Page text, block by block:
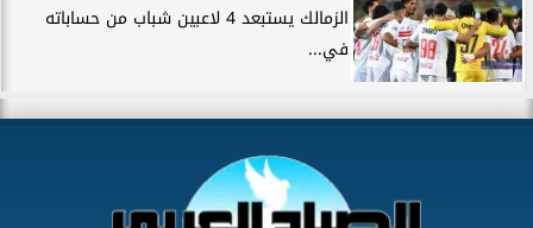
الزمالك يستبعد 4 لاعبين شباب من حساباته
في...